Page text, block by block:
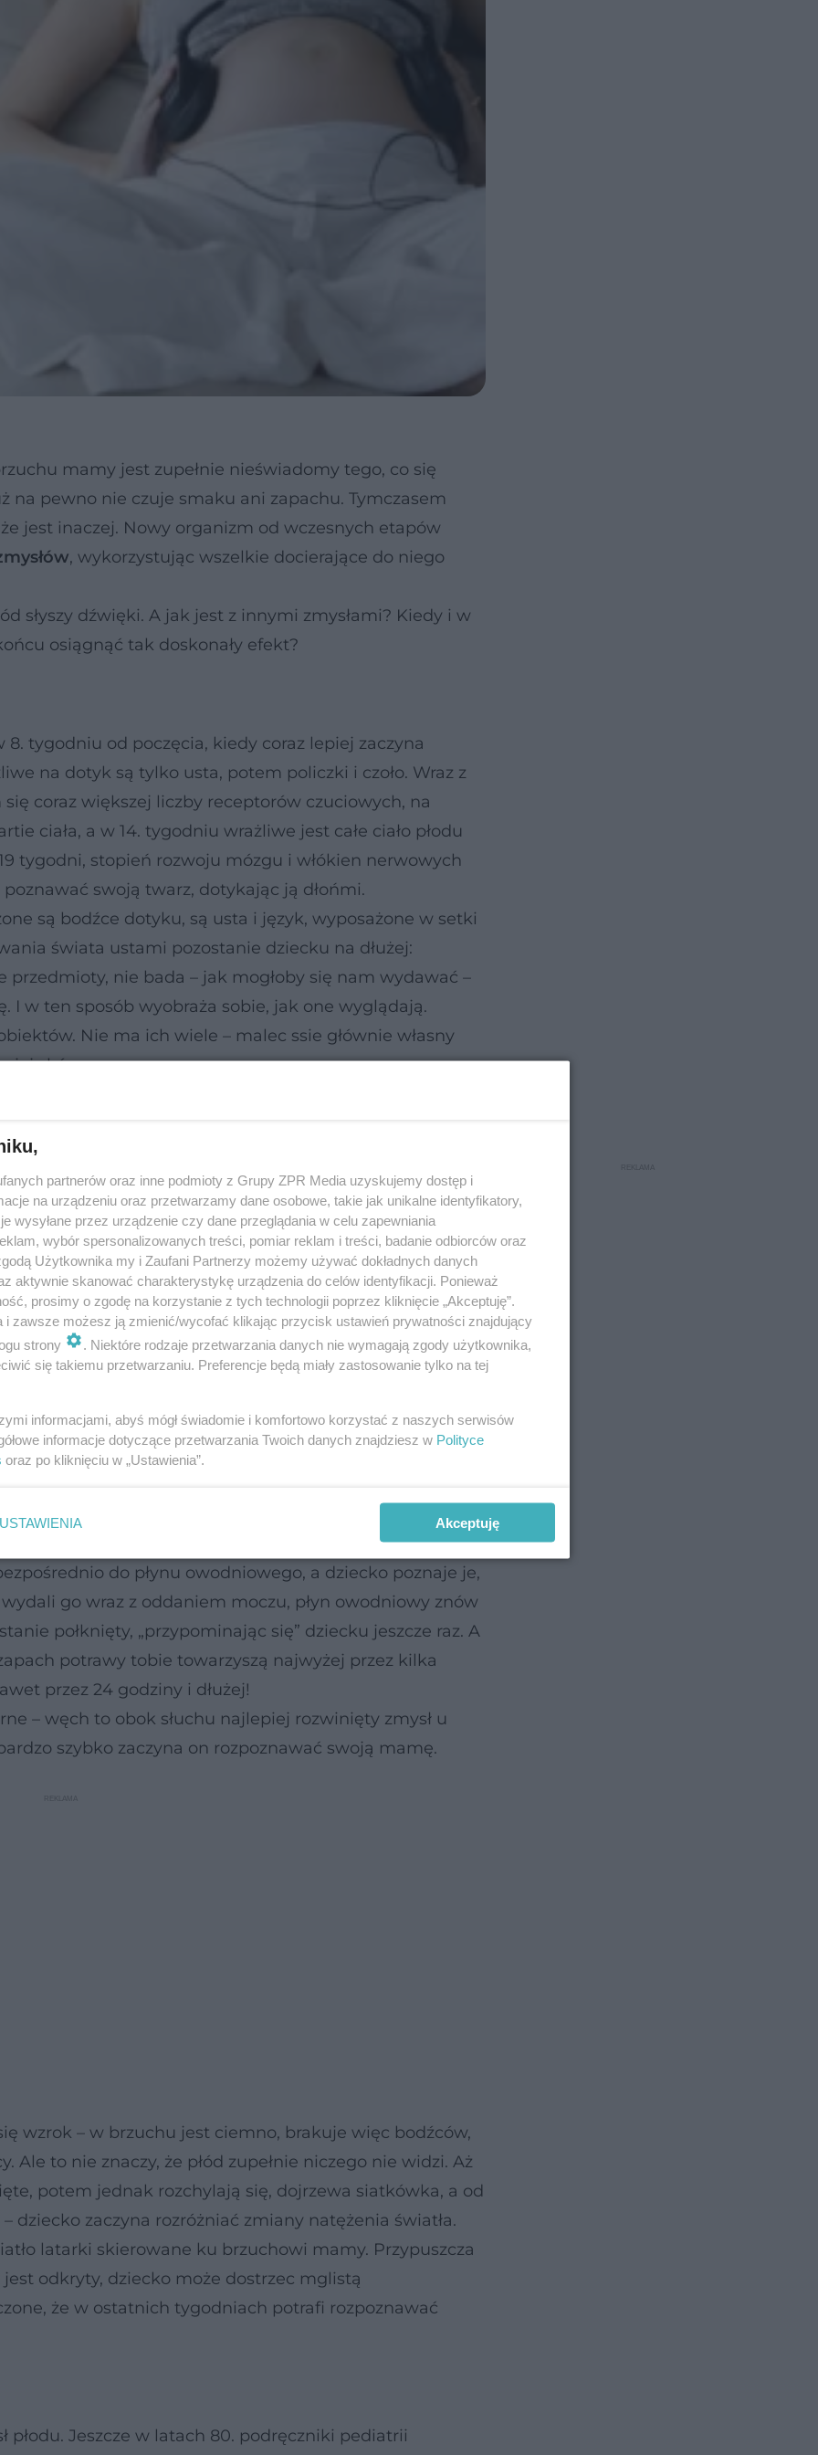
mamy jest zupełnie nieświadomy tego, co się
na pewno nie czuje smaku ani zapachu. Tymczasem
jest inaczej. Nowy organizm od wczesnych etapów
, wykorzystując wszelkie docierające do niego
słyszy dźwięki. A jak jest z innymi zmysłami? Kiedy i w
osiągnąć tak doskonały efekt?
tygodniu od poczęcia, kiedy coraz lepiej zaczyna
na dotyk są tylko usta, potem policzki i czoło. Wraz z
coraz większej liczby receptorów czuciowych, na
ciała, a w 14. tygodniu wrażliwe jest całe ciało płodu
tygodni, stopień rozwoju mózgu i włókien nerwowych
swoją twarz, dotykając ją dłońmi.
są bodźce dotyku, są usta i język, wyposażone w setki
świata ustami pozostanie dziecku na dłużej:
przedmioty, nie bada – jak mogłoby się nam wydawać –
I w ten sposób wyobraża sobie, jak one wyglądają.
Nie ma ich wiele – malec ssie głównie własny
skóry.
i nozdrza płodu, a już 2 tygodnie później potrafi ono
płynu to przede wszystkim trening dla układu
badaczy, jest to również sposób na poznawanie
ma smak i zapach zjadanych przez matkę
się w21. tygodniu ciąży– odtąd płód wyraźnie rozróżnia
bowiem, że gdy do płynu owodniowego
rzadziej (a nawet podobno się krzywi!), a gdy doda
– dziecko pije więcej płynu, bo słodki mu bardziej
otwierają się też zrośnięte dotąd nozdrza i
jesz potrawę o bardzo wyrazistym smaku, np. z
kilkoma drogami. Po pierwsze,
dociera
zostają wtedy receptory węchu w nosie płodu. Po
do płynu owodniowego, a dziecko poznaje je,
go wraz z oddaniem moczu, płyn owodniowy znów
połknięty, „przypominając się” dziecku jeszcze raz. A
potrawy tobie towarzyszą najwyżej przez kilka
przez 24 godziny i dłużej!
– węch to obok słuchu najlepiej rozwinięty zmysł u
szybko zaczyna on rozpoznawać swoją mamę.
wzrok – w brzuchu jest ciemno, brakuje więc bodźców,
Ale to nie znaczy, że płód zupełnie niczego nie widzi. Aż
potem jednak rozchylają się, dojrzewa siatkówka, a od
dziecko zaczyna rozróżniać zmiany natężenia światła.
latarki skierowane ku brzuchowi mamy. Przypuszcza
odkryty, dziecko może dostrzec mglistą
że w ostatnich tygodniach potrafi rozpoznawać
płodu. Jeszcze w latach 80. podręczniki pediatrii
partnerów oraz inne podmioty z Grupy ZPR Media uzyskujemy dostęp i
na urządzeniu oraz przetwarzamy dane osobowe, takie jak unikalne identyfikatory,
wysyłane przez urządzenie czy dane przeglądania w celu zapewniania
wybór spersonalizowanych treści, pomiar reklam i treści, badanie odbiorców oraz
Użytkownika my i Zaufani Partnerzy możemy używać dokładnych danych
aktywnie skanować charakterystykę urządzenia do celów identyfikacji. Ponieważ
prosimy o zgodę na korzystanie z tych technologii poprzez kliknięcie „Akceptuję”.
i zawsze możesz ją zmienić/wycofać klikając przycisk ustawień prywatności znajdujący
strony
. Niektóre rodzaje przetwarzania danych nie wymagają zgody użytkownika,
się takiemu przetwarzaniu. Preferencje będą miały zastosowanie tylko na tej
informacjami, abyś mógł świadomie i komfortowo korzystać z naszych serwisów
informacje dotyczące przetwarzania Twoich danych znajdziesz w Polityce
oraz po kliknięciu w „Ustawienia”.
USTAWIENIA Akceptuję